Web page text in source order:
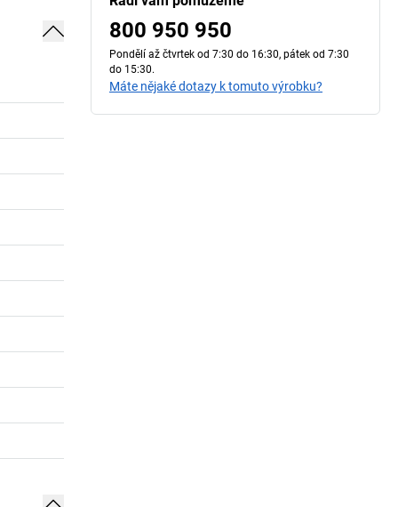
800 950 950
Pondělí až čtvrtek od 7:30 do 16:30, pátek od 7:30
do 15:30.
Máte nějaké dotazy k tomuto výrobku?